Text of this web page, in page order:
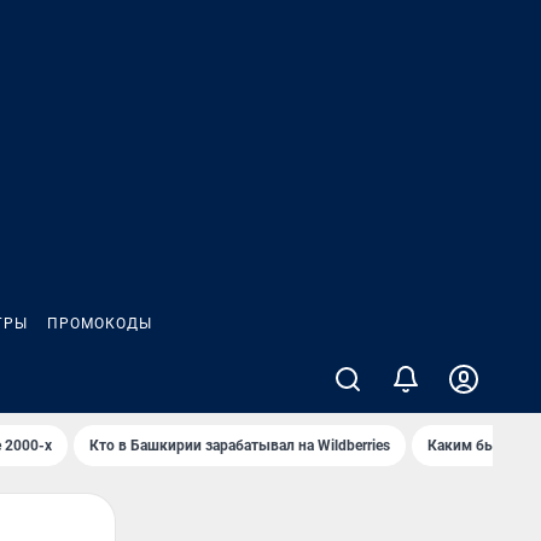
ПРОМОКОДЫ
2000-х Кто в Башкирии зарабатывал на Wildberries Каким было